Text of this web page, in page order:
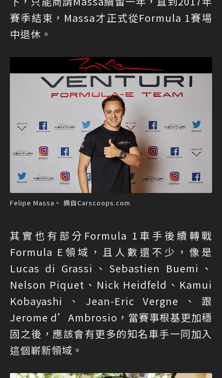
賽季結束，Massa才正式從Formula 1賽場
中退休。
Felipe Massa。 摘自Carscoops.com
其實也有部分Formula 1車手後續轉戰
Formula E領域，且人數還不少，像是
Lucas di Grassi、Sebastien Buemi、
Nelson Piquet、Nick Heidfeld、Kamui
Kobayashi、Jean-Eric Vergne、跟
Jerome d’Ambrosio，當賽事根基更加穩
固之後，應該會有更多的知名車手一同加入
這個嶄新領域。